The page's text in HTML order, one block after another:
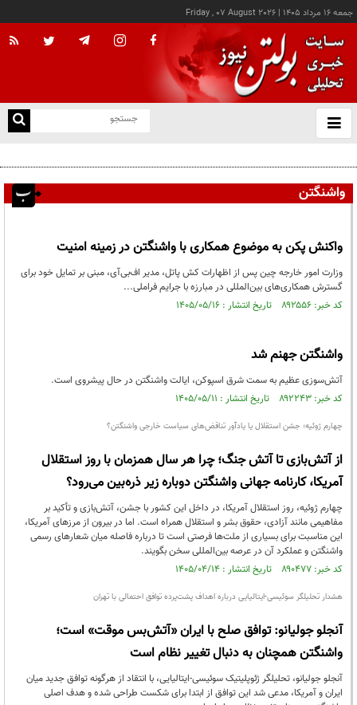
جمعه ۱۶ مرداد ۱۴۰۵ |
Friday , 07 August 2026
باز
و
واشنگتن
واکنش پکن به موضوع همکاری با واشنگتن در زمینه امنیت
وزارت امور خارجه چین پس از اظهارات کش پاتل، مدیر اف‌بی‌آی، مبنی بر تمایل خود برای
گسترش همکاری‌های بین‌المللی در مبارزه با جرایم فراملی...
کد خبر: ۸۹۲۵۵۶ تاریخ انتشار : ۱۴۰۵/۰۵/۱۶
واشنگتن جهنم شد
آتش‌سوزی عظیم به سمت شرق اسپوکن، ایالت واشنگتن در حال پیشروی است.
کد خبر: ۸۹۲۲۴۳ تاریخ انتشار : ۱۴۰۵/۰۵/۱۱
چهارم ژوئیه؛ جشن استقلال یا یادآور تناقض‌های سیاست خارجی واشنگتن؟
از آتش‌بازی تا آتش جنگ؛ چرا هر سال همزمان با روز استقلال
آمریکا، کارنامه جهانی واشنگتن دوباره زیر ذره‌بین می‌رود؟
چهارم ژوئیه، روز استقلال آمریکا، در داخل این کشور با جشن، آتش‌بازی و تأکید بر
مفاهیمی مانند آزادی، حقوق بشر و استقلال همراه است. اما در بیرون از مرزهای آمریکا،
این مناسبت برای بسیاری از ملت‌ها فرصتی است تا درباره فاصله میان شعارهای رسمی
واشنگتن و عملکرد آن در عرصه بین‌المللی سخن بگویند.
کد خبر: ۸۹۰۴۷۷ تاریخ انتشار : ۱۴۰۵/۰۴/۱۴
هشدار تحلیلگر سوئیسی-ایتالیایی درباره اهداف پشت‌پرده توافق احتمالی با تهران
آنجلو جولیانو: توافق صلح با ایران «آتش‌بس موقت» است؛
واشنگتن همچنان به دنبال تغییر نظام است
آنجلو جولیانو، تحلیلگر ژئوپلیتیک سوئیسی-ایتالیایی، با انتقاد از هرگونه توافق جدید میان
ایران و آمریکا، مدعی شد این توافق از ابتدا برای شکست طراحی شده و هدف اصلی